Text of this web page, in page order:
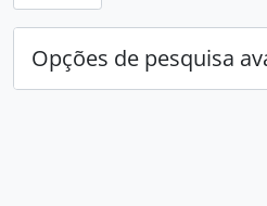
Opções de pesquisa